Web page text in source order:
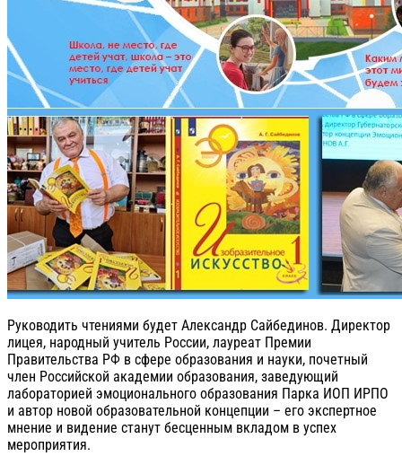
Руководить чтениями будет Александр Сайбединов. Директор
лицея, народный учитель России, лауреат Премии
Правительства РФ в сфере образования и науки, почетный
член Российской академии образования, заведующий
лабораторией эмоционального образования Парка ИОП ИРПО
и автор новой образовательной концепции – его экспертное
мнение и видение станут бесценным вкладом в успех
мероприятия.